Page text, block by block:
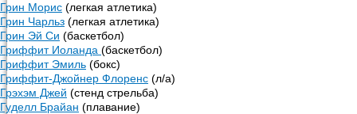
Грин Морис (легкая атлетика)
Грин Чарльз (легкая атлетика)
Грин Эй Си (баскетбол)
Гриффит Иоланда (баскетбол)
Гриффит Эмиль (бокс)
Гриффит-Джойнер Флоренс (л/а)
Грэхэм Джей (стенд стрельба)
Гуделл Брайан (плавание)